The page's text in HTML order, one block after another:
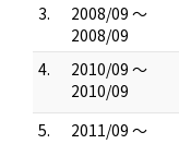
3.
2008/09 ～
2008/09
4.
2010/09 ～
2010/09
5.
2011/09 ～